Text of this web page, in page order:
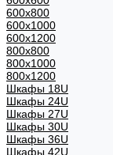
600x800
600х1000
600х1200
800x800
800х1000
800х1200
Шкафы 18U
Шкафы 24U
Шкафы 27U
Шкафы 30U
Шкафы 36U
Шкафы 42U